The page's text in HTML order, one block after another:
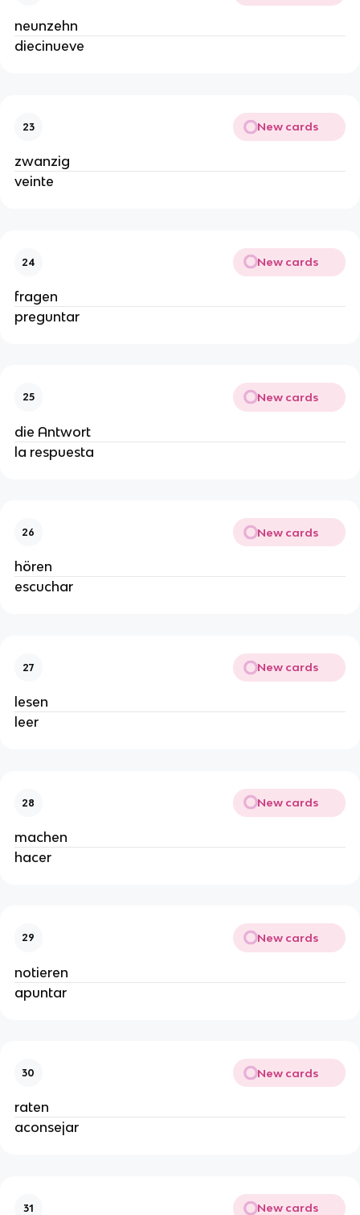
neunzehn
diecinueve
23 New cards
zwanzig
veinte
24 New cards
fragen
preguntar
25 New cards
die Antwort
la respuesta
26 New cards
hören
escuchar
27 New cards
lesen
leer
28 New cards
machen
hacer
29 New cards
notieren
apuntar
30 New cards
raten
aconsejar
31 New cards